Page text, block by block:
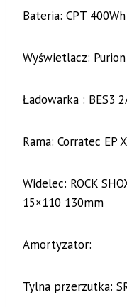
Bateria: CPT
Wyświetlacz:
Ładowarka : BES3
Rama: Corratec EP
Widelec: ROCK
15×110 130mm
Amortyzator:
Tylna przerzutka: